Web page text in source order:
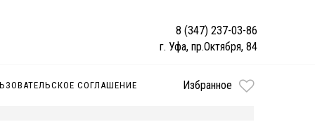
8 (347) 237-03-86
г. Уфа, пр.Октября, 84
СОГЛАШЕНИЕ Избранное